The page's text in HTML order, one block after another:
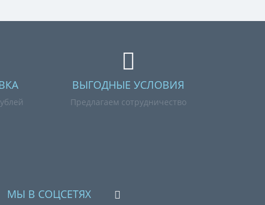
ВЫГОДНЫЕ УСЛОВИЯ
Предлагаем сотрудничество
МЫ В СОЦСЕТЯХ